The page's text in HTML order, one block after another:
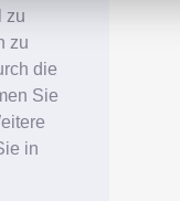
zu
zu
die
Sie
in